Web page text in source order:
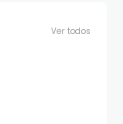
Ver todos